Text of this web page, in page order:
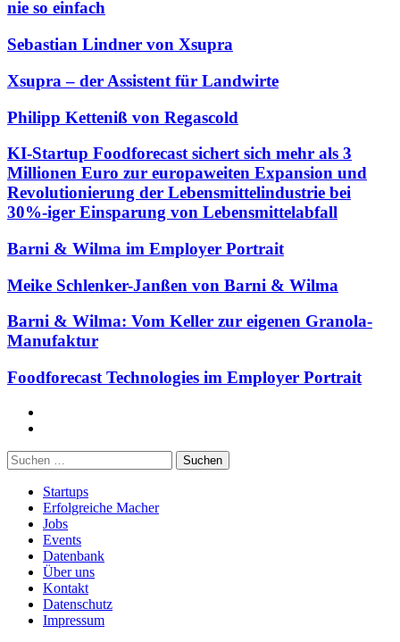
nie so einfach
Sebastian Lindner von Xsupra
Xsupra – der Assistent für Landwirte
Philipp Ketteniß von Regascold
KI-Startup Foodforecast sichert sich mehr als 3
Millionen Euro zur europaweiten Expansion und
Revolutionierung der Lebensmittelindustrie bei
30%-iger Einsparung von Lebensmittelabfall
Barni & Wilma im Employer Portrait
Meike Schlenker-Janßen von Barni & Wilma
Barni & Wilma: Vom Keller zur eigenen Granola-
Manufaktur
Foodforecast Technologies im Employer Portrait
Suchen
nach:
Startups
Erfolgreiche Macher
Jobs
Events
Datenbank
Über uns
Kontakt
Datenschutz
Impressum